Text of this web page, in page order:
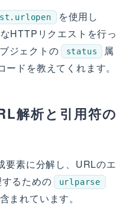
を使用し
HTTPリクエストを行っ
ジェクトの
status
属
ドを教えてくれます。
解析と引用符の
要素に分解し、URLのエ
るための
urlparse
まれています。